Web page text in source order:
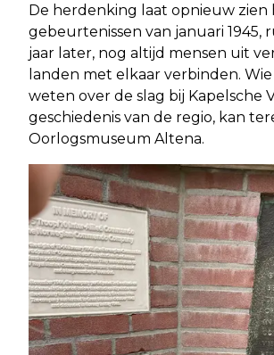
De herdenking laat opnieuw zien
gebeurtenissen van januari 1945,
jaar later, nog altijd mensen uit
landen met elkaar verbinden. Wie
weten over de slag bij Kapelsche
geschiedenis van de regio, kan
Oorlogsmuseum Altena.